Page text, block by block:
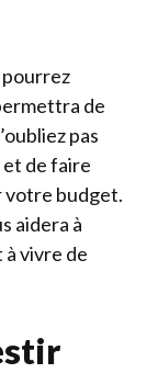
pourrez
de
pas
et de faire
votre budget.
aidera à
vivre de